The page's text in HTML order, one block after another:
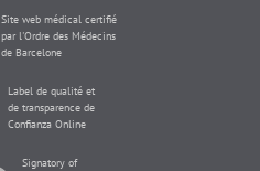
Site web médical certifié
par l'Ordre des Médecins
de Barcelone
Label de qualité et
de transparence de
Confianza Online
Signatory of